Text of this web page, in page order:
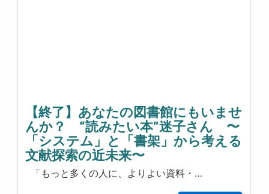
【終了】あなたの図書館にもいませ
んか？ “読みたい本”迷子さん 〜
「システム」と「書架」から考える
文献探索の近未来〜
「もっと多くの人に、よりよい資料・…